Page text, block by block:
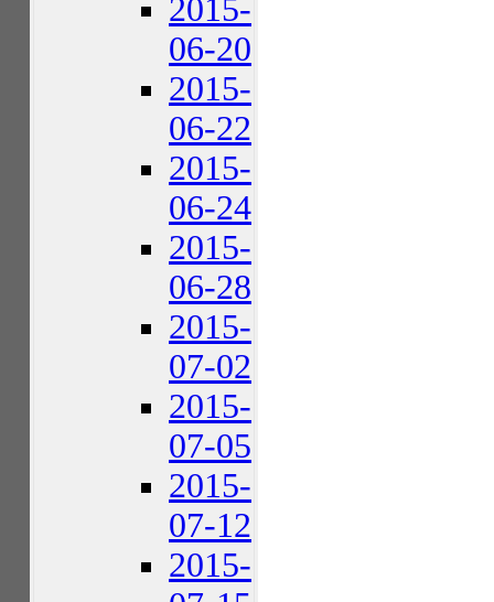
2015-
06-20
2015-
06-22
2015-
06-24
2015-
06-28
2015-
07-02
2015-
07-05
2015-
07-12
2015-